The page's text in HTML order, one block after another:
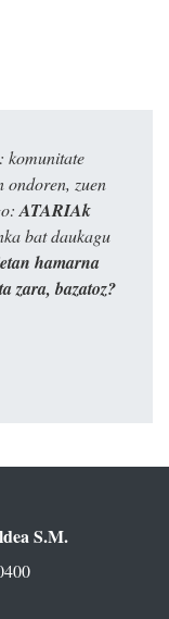
komunitate
ondoren, zuen
ATARIAk
bat daukagu
hamarna
zara, bazatoz?
S.M.